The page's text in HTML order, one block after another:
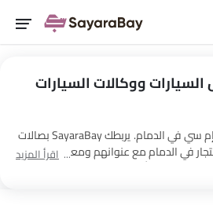
ووكالات السيارات
حدد موقع صالات عرض 1 ج إم سي في الدمام. يربطك SayaraBay بصالات
في الدمام مع عنوانهم ومعلومات
حول أسعار السيارات ج إم سي
اقرأ المزيد